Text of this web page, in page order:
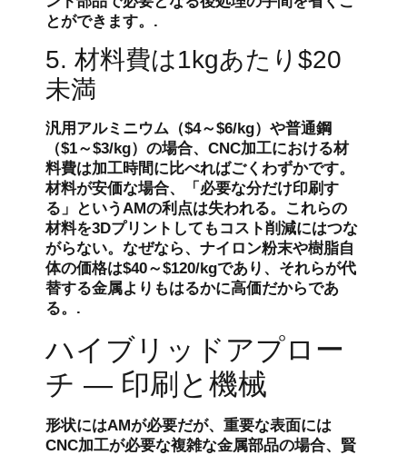
とができます。.
5. 材料費は1kgあたり$20
未満
汎用アルミニウム（$4～$6/kg）や普通鋼
（$1～$3/kg）の場合、CNC加工における材
料費は加工時間に比べればごくわずかです。
材料が安価な場合、「必要な分だけ印刷す
る」というAMの利点は失われる。これらの
材料を3Dプリントしてもコスト削減にはつな
がらない。なぜなら、ナイロン粉末や樹脂自
体の価格は$40～$120/kgであり、それらが代
替する金属よりもはるかに高価だからであ
る。.
ハイブリッドアプロー
チ — 印刷と機械
形状にはAMが必要だが、重要な表面には
CNC加工が必要な複雑な金属部品の場合、賢